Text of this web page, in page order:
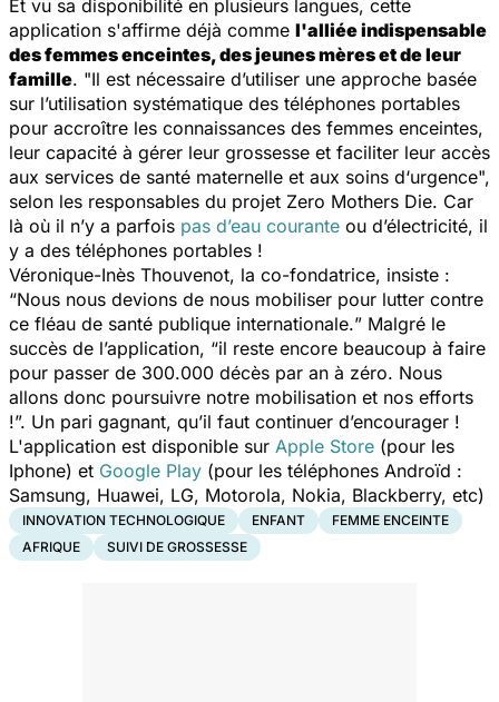
Et vu sa disponibilité en plusieurs langues, cette
application s'affirme déjà comme l'alliée indispensable
des femmes enceintes, des jeunes mères et de leur
famille. "Il est nécessaire d’utiliser une approche basée
sur l’utilisation systématique des téléphones portables
pour accroître les connaissances des femmes enceintes,
leur capacité à gérer leur grossesse et faciliter leur accès
aux services de santé maternelle et aux soins d‘urgence",
selon les responsables du projet Zero Mothers Die. Car
là où il n’y a parfois pas d’eau courante ou d’électricité, il
y a des téléphones portables !
Véronique-Inès Thouvenot, la co-fondatrice, insiste :
“Nous nous devions de nous mobiliser pour lutter contre
ce fléau de santé publique internationale.” Malgré le
succès de l’application, “il reste encore beaucoup à faire
pour passer de 300.000 décès par an à zéro. Nous
allons donc poursuivre notre mobilisation et nos efforts
!”. Un pari gagnant, qu’il faut continuer d’encourager !
L'application est disponible sur Apple Store (pour les
Iphone) et Google Play (pour les téléphones Androïd :
Samsung, Huawei, LG, Motorola, Nokia, Blackberry, etc)
INNOVATION TECHNOLOGIQUE ENFANT
FEMME ENCEINTE
AFRIQUE
SUIVI DE GROSSESSE